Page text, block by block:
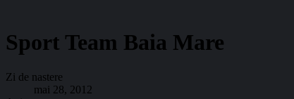
Sport Team Baia Mare
Zi de nastere
mai 28, 2012